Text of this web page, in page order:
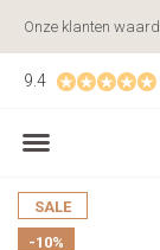
9.4
Onze klanten
SALE
-10%